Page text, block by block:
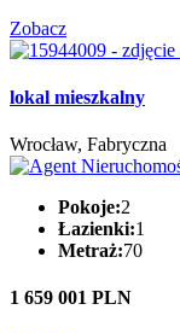
Zobacz
lokal mieszkalny
Wrocław, Fabryczna
Pokoje:2
Łazienki:1
Metraż:70
1 659 001 PLN